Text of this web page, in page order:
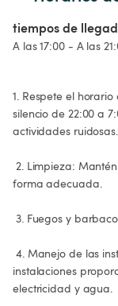
tiempos de
A las 17:00 - A las
1. Respete el
silencio de 22:00 a
actividades ruidosas.
forma adecuada.
instalaciones
electricidad y agua.